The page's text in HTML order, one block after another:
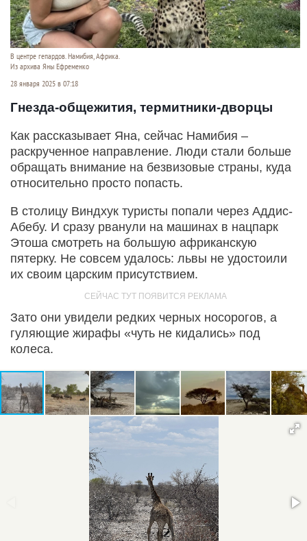
В центре гепардов. Намибия, Африка.
Из архива Яны Ефременко
28 января 2025 в 07:18
Гнезда-общежития, термитники-дворцы
Как рассказывает Яна, сейчас Намибия –
раскрученное направление. Люди стали больше
обращать внимание на безвизовые страны, куда
относительно просто попасть.
В столицу Виндхук туристы попали через Аддис-
Абебу. И сразу рванули на машинах в нацпарк
Этоша смотреть на большую африканскую
пятерку. Не совсем удалось: львы не удостоили
их своим царским присутствием.
Зато они увидели редких черных носорогов, а
гуляющие жирафы «чуть не кидались» под
колеса.